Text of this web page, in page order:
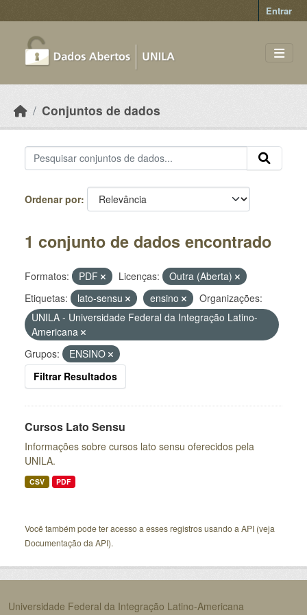
Entrar
Conjuntos de dados
Ordenar por
1 conjunto de dados encontrado
Formatos: PDF Licenças:
Outra (Aberta)
Etiquetas:
lato-sensu ensino
Organizações:
UNILA - Universidade Federal da Integração Latino-
Americana
Grupos:
ENSINO
Filtrar Resultados
Cursos Lato Sensu
Informações sobre cursos lato sensu oferecidos pela
UNILA.
CSV PDF
Você também pode ter acesso a esses registros usando a API (veja
Documentação da API).
Universidade Federal da Integração Latino-Americana